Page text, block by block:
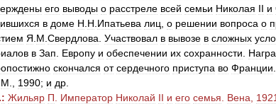
его выводы о расстреле всей семьи Николая II и
в доме Н Н Ипатьева лиц о решении вопроса о
Я М Свердлова Участвовал в вывозе в сложных
в Зап Европу и обеспечении их сохранности
скончался от сердечного приступа во Франции
М 1990; и др
: Жильяр П Император Николай II и его семья Вена 1921